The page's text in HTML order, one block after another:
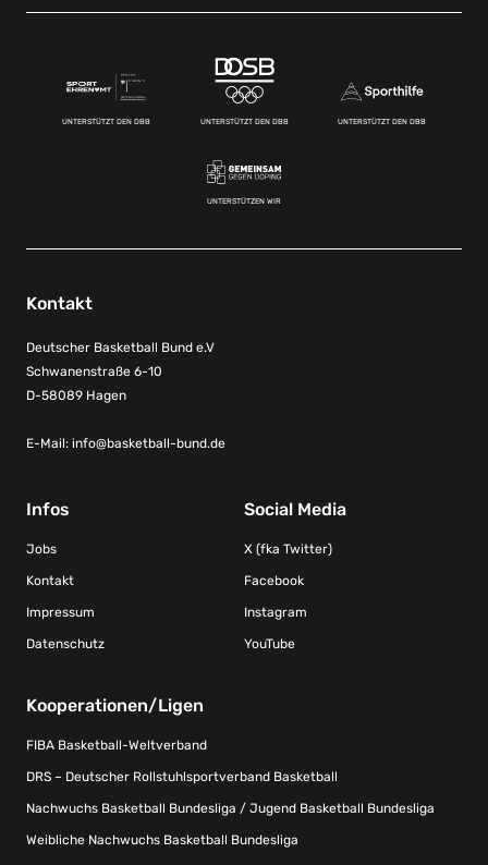
UNTERSTÜTZT DEN DBB UNTERSTÜTZT DEN DBB UNTERSTÜTZT DEN DBB
UNTERSTÜTZEN WIR
Kontakt
Deutscher Basketball Bund e.V
Schwanenstraße 6-10
D-58089 Hagen
E-Mail: info@basketball-bund.de
Infos
Jobs
Kontakt
Impressum
Datenschutz
Social Media
X (fka Twitter)
Facebook
Instagram
YouTube
Kooperationen/Ligen
FIBA Basketball-Weltverband
DRS – Deutscher Rollstuhlsportverband Basketball
Nachwuchs Basketball Bundesliga / Jugend Basketball Bundesliga
Weibliche Nachwuchs Basketball Bundesliga